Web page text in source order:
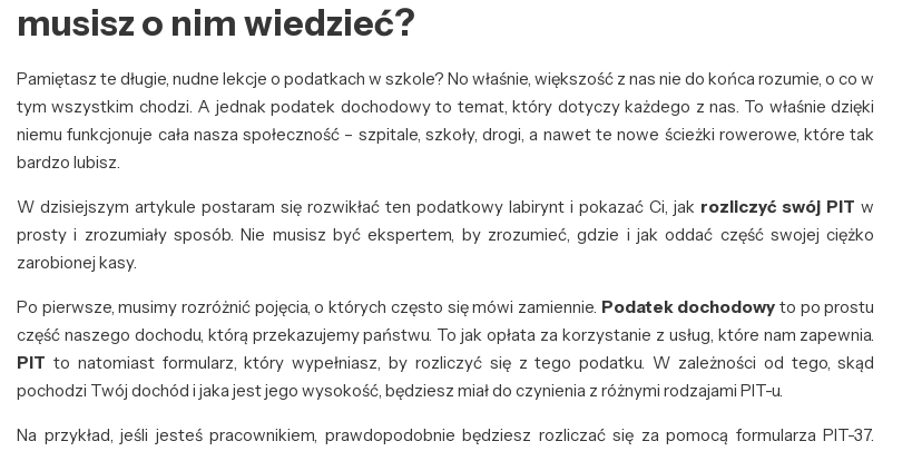
musisz o nim wiedzieć?
Pamiętasz te długie, nudne lekcje o podatkach w szkole? No właśnie, większość z nas nie do końca rozumie, o co w
tym wszystkim chodzi. A jednak podatek dochodowy to temat, który dotyczy każdego z nas. To właśnie dzięki
niemu funkcjonuje cała nasza społeczność – szpitale, szkoły, drogi, a nawet te nowe ścieżki rowerowe, które tak
bardzo lubisz.
W dzisiejszym artykule postaram się rozwikłać ten podatkowy labirynt i pokazać Ci, jak rozliczyć swój PITw
prosty i zrozumiały sposób. Nie musisz być ekspertem, by zrozumieć, gdzie i jak oddać część swojej ciężko
zarobionej kasy.
Po pierwsze, musimy rozróżnić pojęcia, o których często się mówi zamiennie. Podatek dochodowy to po prostu
część naszego dochodu, którą przekazujemy państwu. To jak opłata za korzystanie z usług, które nam zapewnia.
PIT to natomiast formularz, który wypełniasz, by rozliczyć się z tego podatku. W zależności od tego, skąd
pochodzi Twój dochód i jaka jest jego wysokość, będziesz miał do czynienia z różnymi rodzajami PIT-u.
Na przykład, jeśli jesteś pracownikiem, prawdopodobnie będziesz rozliczać się za pomocą formularza PIT-37.